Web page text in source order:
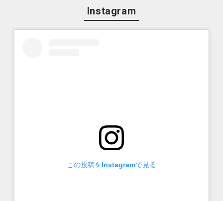
Instagram
この投稿をInstagramで見る